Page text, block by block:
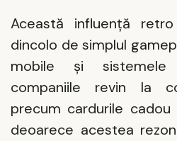
Această influență
dincolo de simplul
mobile și sistemele
companiile revin la
precum cardurile
deoarece acestea